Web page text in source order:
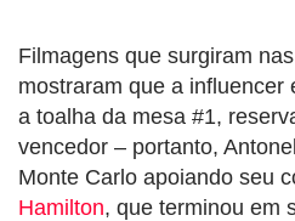
Filmagens que surgiram
mostraram que a influencer
a toalha da mesa #1,
vencedor – portanto,
Monte Carlo apoiando seu
Hamilton, que terminou em